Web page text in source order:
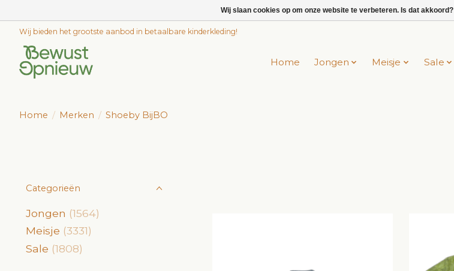
Wij bieden het grootste aanbod in betaalbare kinderkleding!
Home Jongen Meisje Sale
Home / Merken / Shoeby BijBO
Categorieën
Jongen (1564)
Meisje (3331)
Sale (1808)
Wij slaan cookies op om onze website te verbeteren. Is dat akkoord?